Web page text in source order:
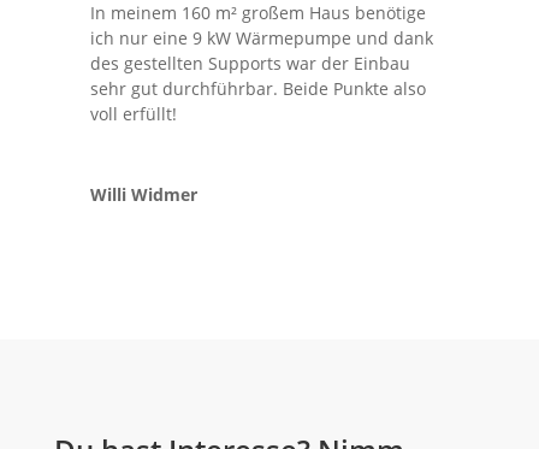
In meinem 160 m² großem Haus benötige
ich nur eine 9 kW Wärmepumpe und dank
des gestellten Supports war der Einbau
sehr gut durchführbar. Beide Punkte also
voll erfüllt!
Willi Widmer